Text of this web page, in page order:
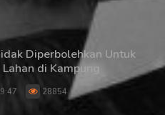
Diperbolehkan Untuk
di Kampung
28854